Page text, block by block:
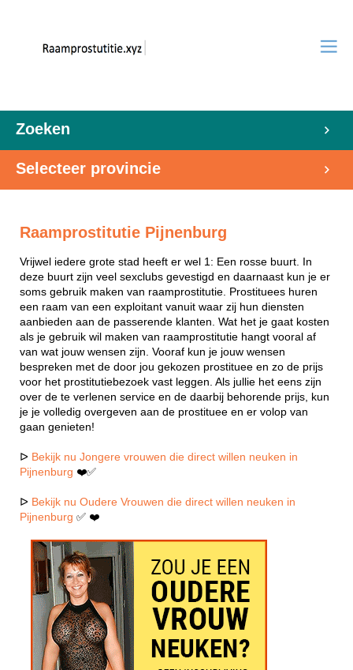
Zoeken
Selecteer provincie
Raamprostitutie Pijnenburg
Vrijwel iedere grote stad heeft er wel 1: Een rosse buurt. In
deze buurt zijn veel sexclubs gevestigd en daarnaast kun je er
soms gebruik maken van raamprostitutie. Prostituees huren
een raam van een exploitant vanuit waar zij hun diensten
aanbieden aan de passerende klanten. Wat het je gaat kosten
als je gebruik wil maken van raamprostitutie hangt vooral af
van wat jouw wensen zijn. Vooraf kun je jouw wensen
bespreken met de door jou gekozen prostituee en zo de prijs
voor het prostitutiebezoek vast leggen. Als jullie het eens zijn
over de te verlenen service en de daarbij behorende prijs, kun
je je volledig overgeven aan de prostituee en er volop van
gaan genieten!
ᐅ Bekijk nu Jongere vrouwen die direct willen neuken in
Pijnenburg ❤️✅
ᐅ Bekijk nu Oudere Vrouwen die direct willen neuken in
Pijnenburg ✅ ❤️